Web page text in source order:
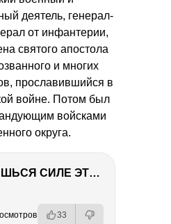
деятель, генерал-
от инфантерии,
святого апостола
и многих
прославившийся в
войне. Потом был
войсками
округа.
ТЫ УДИВИШЬСЯ СИЛЕ ЭТО ЧЕЛОВЕКА! Блог о нашей поездке в Вышний Волочек
33